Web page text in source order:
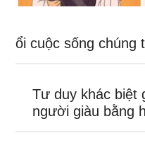
ổi cuộc sống chúng
Tư duy khác biệt
người giàu bằng